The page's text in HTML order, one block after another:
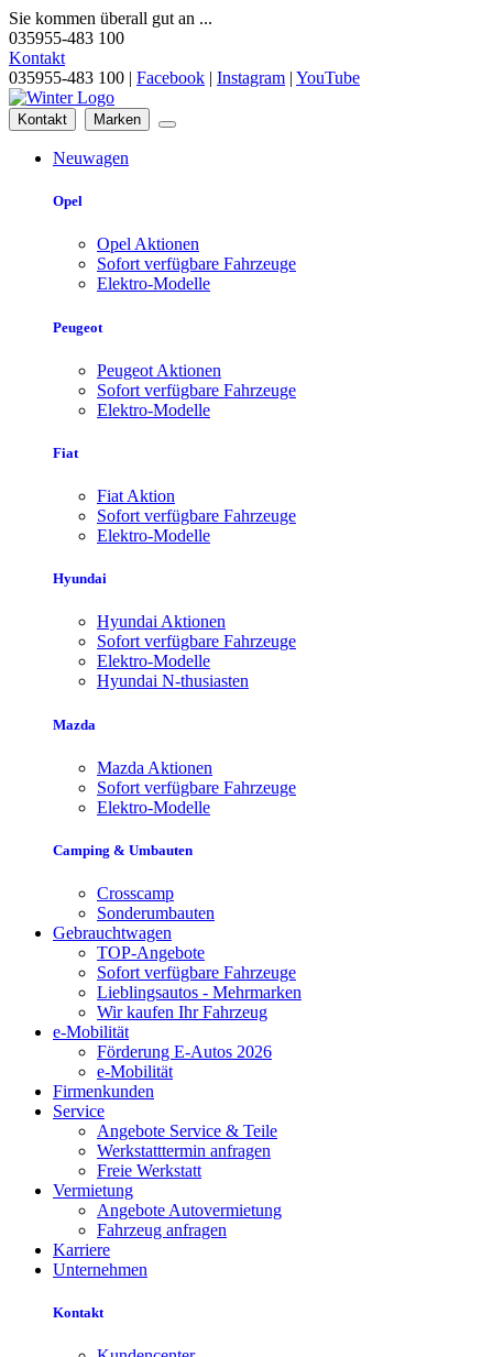
Sie kommen überall gut an ...
035955-483 100
Kontakt
035955-483 100 | Facebook | Instagram | YouTube
Kontakt Marken
Neuwagen
Opel
Opel Aktionen
Sofort verfügbare Fahrzeuge
Elektro-Modelle
Peugeot
Peugeot Aktionen
Sofort verfügbare Fahrzeuge
Elektro-Modelle
Fiat
Fiat Aktion
Sofort verfügbare Fahrzeuge
Elektro-Modelle
Hyundai
Hyundai Aktionen
Sofort verfügbare Fahrzeuge
Elektro-Modelle
Hyundai N-thusiasten
Mazda
Mazda Aktionen
Sofort verfügbare Fahrzeuge
Elektro-Modelle
Camping & Umbauten
Crosscamp
Sonderumbauten
Gebrauchtwagen
TOP-Angebote
Sofort verfügbare Fahrzeuge
Lieblingsautos - Mehrmarken
Wir kaufen Ihr Fahrzeug
e-Mobilität
Förderung E-Autos 2026
e-Mobilität
Firmenkunden
Service
Angebote Service & Teile
Werkstatttermin anfragen
Freie Werkstatt
Vermietung
Angebote Autovermietung
Fahrzeug anfragen
Karriere
Unternehmen
Kontakt